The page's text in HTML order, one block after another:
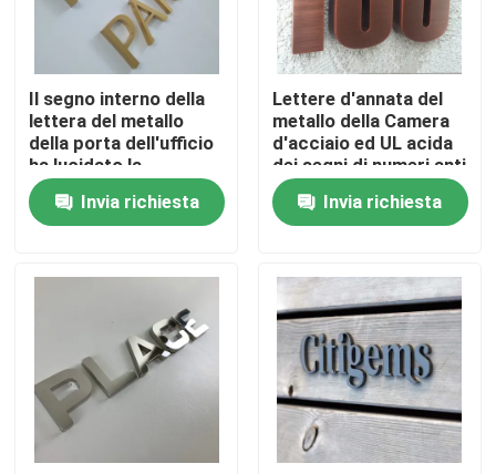
Prodotti
Circa noi
Controllo di qualità
Contattici
Il segno interno della
lettera del metallo
della porta dell'ufficio
ha lucidato la
galvanostegia
spazzolata SS304
Invia richiesta
Lettere d'annata del
metallo della Camera
d'acciaio ed UL acida
dei segni di numeri anti
Invia richiesta